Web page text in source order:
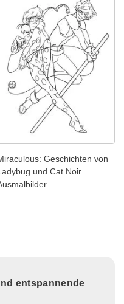
Geschichten von
und Cat Noir
entspannende